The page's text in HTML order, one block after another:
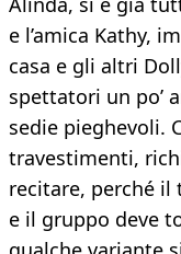
e l’amica Kathy,
casa e gli altri
spettatori un po’
sedie pieghevoli.
travestimenti,
recitare, perché il
e il gruppo deve